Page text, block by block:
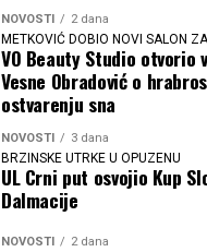
NOVOSTI 2 dana
METKOVIĆ DOBIO NOVI SALON
VO Beauty Studio otvorio
Vesne Obradović o
ostvarenju sna
NOVOSTI 3 dana
BRZINSKE UTRKE U OPUZENU
UL Crni put osvojio Kup
Dalmacije
NOVOSTI 2 dana